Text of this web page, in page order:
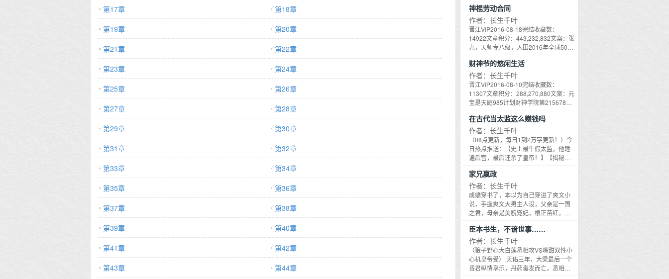
第17章
第18章
第19章
第20章
第21章
第22章
第23章
第24章
第25章
第26章
第27章
第28章
第29章
第30章
第31章
第32章
第33章
第34章
第35章
第36章
第37章
第38章
第39章
第40章
第41章
第42章
第43章
第44章
哦不，原来是个人！ 浑身是血，受伤严
重。 还没死，不能吃，明天再来看看。
顾夏每天努力吃吃吃，终于从小蘑菇变
成大蘑菇，攒齐一套五官，意外获得人
类皮囊。 漂亮乖巧的少年走出森林，踏
入末日重建中的人类城市。 新的生活还
我解释。你们上校不是我吃的。 我只是
顾夏心虚，当时太饿了，稍稍舔了他两
下。 ＊ 贺简时常能想起他受伤最严重的
那一段经历。 意识模糊中，他看到一朵
类似于蘑菇的小怪物在不断靠近。 小蘑
断将贺简包裹，然后 舔得他满身黏答
答。 ＊ 小剧场： 贺简很好奇：宝贝你见
到我的第一印象是什么？ 蘑菇诚实的回
答：这个大野猪，哦不，这个人看起来
很好吃，超有营养。 贺简： 把顾夏扛上
宝贝是个小吃货＃ ＃什么都爱吃，就是
不爱吃我的XX＃ ＃宝贝生气了，怎么
哄？在线等，挺急的＃ ＊ 超绝钝感小蘑
菇受VS年上Daddy攻
的质子，年轻、俊美、挺拔，却落魄，
双眸蒙着死气沉沉的灰败，犹如一头濒
死的孤狼。 甚好，滚个床单就能完成宏
图霸业，不嫖白不嫖！ 梁苒心中已然有
了完整的计划腐蚀他、驯化他、借他
种。 赵悲雪生在薄情寡恩的大赵皇室，
没有母族的仰仗，被送到敌国做质子，
受尽欺凌，便算是任何一个卑微的太
监，也可以将他踩在脚下，肆意辱骂，
好似一条任人宰割的弃犬。 那天，离宫
残破的大门吱呀呀的打开，一个身姿高
挑纤细，面容清冷昳丽的男子出现在赵
白皙的手掌，眼神温柔浅笑，幽幽的
道：小可怜儿，要不要做寡人的狗？
1V1，双洁 事业脑清冷帝王受VS恋爱脑
阴湿狼狗攻
是单元灵异文，并不是如何卖东西的种
田文。讲的是小安子在做代购的时候，
遇到的一些鬼朋友，发生的一些灵异小
故事。不是种田不是种田不是种田，重
要的事情说三遍~ 新文《魔教教主搞基
建》，戳进专栏就可看到！ 手机读者请
戳/book2/5001957 网站直接戳图传送↓
武林正派有一个心愿：匡扶正道，铲除
魔教教主。 魔教教主有一个心愿：世界
和平 有一天，传闻中十步杀一人，嗜血
乖戾的魔教教主时无错穿越了，偶然得
到了魔教教主捡树枝基建系统，终于摆
脱了每天打打杀杀的无趣日常。时无错
准备开始享受尝遍天下美食、坐拥天下
美男的惬意生活。 然而，开局捡树枝，
背朝黄土面朝天，吃饭自己种，吃鱼自
己捞，吃肉自己猎，油盐酱醋、衣食住
行全靠基建！ 见过无数大风大浪腥风血
连魔教都能玩转，还在乎基建？ 唯一的
缺憾是，美食有了，美酒有了，方圆百
里却连一个人影都没看到，更别说美男
【基建系统提示：造人系统已开启】 本
系统支持【跨物种繁衍】【自交生殖】
错：？？？ 新文《春秋小吏》，戳进专
栏就可看到！ 手机读者请
戳/book2/4564307 网站直接戳图传送↓
春秋争霸，王室衰微 祁律穿越到群雄纷
争的春秋，成为一贫如洗，家徒四壁的
仅仅是富二代这么简单，大名唤作杨
坚，手握重兵，夺权开国，乃是堂堂隋
朝的开国皇帝！ 没错，就是被儿子弄死
在仁寿宫里的那个隋文帝。 杨兼：真是
应了那句话，家家都有坑爹货，再NB也
逃不过！ 杨兼：我买几个橘子哦不，榴
莲去。你就在此地，不要走动。 杨·小豆
包·广： 儿子智商太高，丢也丢不掉，怎
么办？只好佛系养儿，不求望子成龙，
但求不要坑爹！ 某日。 杨兼：儿啊，我
真的不是你爹，你看咱俩这年龄差就不
对，不信可以滴血认亲！ 杨·美姿仪，善
心机·广：儿臣惶恐，可是儿臣孝顺的父
皇还不够？ 主角团：杨兼VS杨广，穿越
VS重生，双重人格VS病娇假萌。 杨兼
第一人格:日常温柔宠溺版 杨兼第二人格:
鬼畜疯狗暴力版 1.历史架空设定！ 2.日
更1万字！ 3.每日早08点更新！ 4.每日
最新更新章节有【红包】和【小剧场】
掉落 新文《在古代当太监这么赚钱
吗》，欢迎收藏！ 手机读者请
戳/book2/5586489 网站直接戳图传送
今日热点推送： 【史上最牛假太监，他
睡遍后宫，最后还杀了皇帝！】 【揭
宫】 【色胆包天假太监，给皇帝戴绿帽
子，坐拥后宫三千佳丽】 刘觞看着跳出
来的垃圾营销号推送，这年头营销号为
了红什么都敢写，果断点X！ 一朝穿
越，人在大唐。颜值风流，肤白貌美，
问夏叶会不会觉得无聊 其实一点也不 可
比隔壁养了一窝哈士奇的宠物店还要热
闹 因为店里的每一件中古物都会说话 而
且不乏话痨 ****** 中古花瓶：我只是易
碎品，才不是玻璃心 中古化妆镜：听隔
中古望远镜：对楼的小哥哥洗澡忘带内
裤啦！ 章节按照字数收费！1万5千字就
是5个3千字的价格！ 2.1V1，甜甜甜，
苏苏苏 3.女主软萌！软萌！软萌！偶尔
小坏！男主闷骚腹黑！ 4.灵异文，单元
故事 5.中古店就是二手店，不是古董
店！！
神棍劳动合同
作者：长生千叶
晋江VIP2016-08-18完结收藏数：
14922文章积分：443,232,832文案：张
九，天师专八级，入围2016年全球500
测、棺材翻修、手机贴膜，相面不准不
要钱，另高价回收五十年以上黑驴蹄子
和狗血，发piao保真！联系电话
123456789，联系人张天师。——XXX
路公交车站牌小广告身为一个职业神
来越难混，一个月的工资连捉鬼的设备
都买不起，别人捉鬼用1T的U盘，他捉
鬼只能用英寸软盘，容量才1MB！好不
容易成功面试猎头公司首席风水师，上
岗第一天竟然发现顶头BOSS是面瘫，而
且性格极其偏执鬼畜，张九觉得自己混
吃等死的日子岌岌可危。不仅如此，
BOSS还是至阳之体，多少男妖女妖男鬼
女鬼眼中的梦中情人，从此张九正职神
棍，兼职保镖，二十四小时无间断待
命，陪吃陪聊还要陪哔——[此处划掉不
和谐，应有掌声。]张九：为了攒钱买一
个T的捉鬼U盘，老子签的就是卖||身合
同，真是日了鬼了！端木晋旸（面瘫
脸）：还有力气日鬼？呵。内容标签：
灵异神怪情有独钟现代架空主角：张
九，端木晋旸┃配角：┃其它：灵异，
HE，1V1，天师，神棍，捉鬼
财神爷的悠闲生活
作者：长生千叶
晋江VIP2016-08-10完结收藏数：
11307文章积分：288,270,880文案：元
宝是天庭985计划财神学院第2156789
生就业难的严峻考验，元宝不得不和999
个应届毕业生一起应征财神实习岗位。
根据轻松做财神APP新手指导，元宝只
要完成99个任务，就能顺利转正，并且
得到APP海量福利大礼包，前景一片光
神爷，下界任职第一天兜里只有两块
钱。而且凡界的人都好奇怪，总是把他
当霉星元宝：我可以帮你复仇夺回家
产，走上人生巅峰！路人甲：元宝：我
可以帮你当上影帝，完爆票房，挣好多
好多的钱！路人乙：元宝：你今天夜里2
点47分去买一张彩票，可以中500万，
不，是2个亿！路人丙：元宝：地官赦
罪，水官解厄，财星高照，天官赐福~太
叔天启（面瘫脸）：元宝：别拉我，我
没有疯！霸道总裁攻VS呆萌财神爷受内
容标签：灵异神怪甜文情有独钟娱乐圈
在古代当太监这么赚钱吗
作者：长生千叶
（08点更新，每日1到2万字更新！）今
日热点推送：【史上最牛假太监，他睡
遍后宫，最后还杀了皇帝！】【揭秘：
【色胆包天假太监，给皇帝戴绿帽子，
坐拥后宫三千佳丽】刘觞看着跳出来的
垃圾营销号推送，这年头营销号为了红
什么都敢写，果断点X！一朝穿越，人在
大唐。颜值风流，肤白貌美，翩然绝
笼，扔三笼；养父权倾朝野，拼爹从来
没输过！
家兄嬴政
作者：长生千叶
成蟜穿书了，本以为自己穿进了爽文小
说，手握爽文大男主人设，父亲是一国
之君，母亲是美貌宠妃，根正苗红，团
一个在赵国做人质，且不得宠的哥哥，
大名叫做嬴、政 千古一帝嬴政！！ 提
问：你知道嬴政的兄弟都是怎么死的
吗？ 成蟜：？？？ 成蟜：原来这不是打
脸爽文，而是现实向亲情伦理大戏！ 公
臣本书生，不谙世事……
作者：长生千叶
（狼子野心大白莲丞相攻VS嘴甜双性小
心机皇帝受） 天佑三年，大梁最后一个
昏君纵情享乐，丹药毒发而亡，丞相白